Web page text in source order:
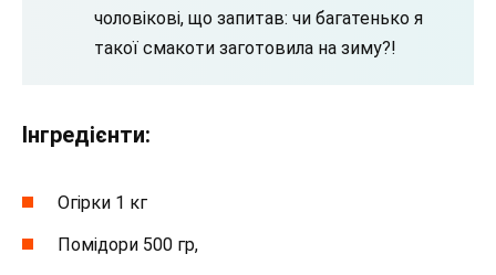
чоловікові, що запитав: чи багатенько я
такої смакоти заготовила на зиму?!
Інгредієнти:
Огірки 1 кг
Помідори 500 гр,